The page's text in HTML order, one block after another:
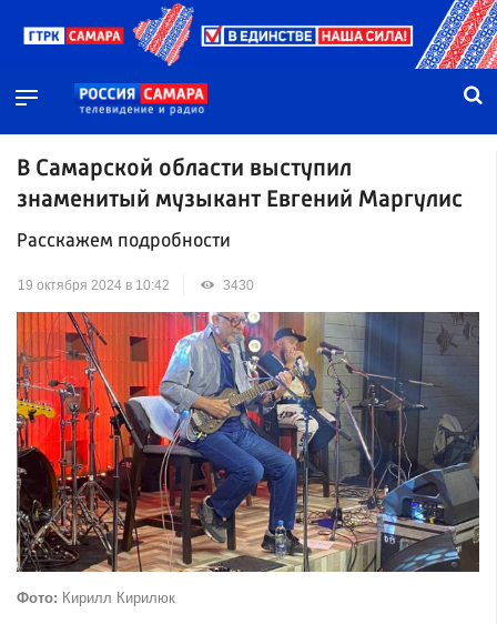
В Самарской области выступил
знаменитый музыкант Евгений Маргулис
Расскажем подробности
19 октября 2024 в 10:42 3430
Фото: Кирилл Кирилюк